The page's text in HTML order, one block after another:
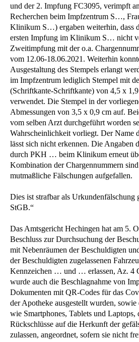
und der 2. Impfung FC3095, verimpft
Recherchen beim Impfzentrum S…,
Klinikum S…) ergaben weiterhin, dass
ersten Impfung im Klinikum S… nicht
Zweitimpfung mit der o.a.
vom 12.06-18.06.2021. Weiterhin
Ausgestaltung des Stempels erlangt
im Impfzentrum lediglich Stempel mit
(Schriftkante-Schriftkante) von 4,5 x
verwendet. Die Stempel in der
Abmessungen von 3,5 x 0,9 cm auf.
vom selben Arzt durchgeführt worden
Wahrscheinlichkeit vorliegt. Der Name
lässt sich nicht erkennen. Die Angaben
durch PKH … beim Klinikum erneut
Kombination der Chargennummern
mutmaßliche Fälschungen aufgefallen.
Dies ist strafbar als Urkundenfälschung
StGB.“
Das Amtsgericht Hechingen hat am 5.
Beschluss zur Durchsuchung der
mit Nebenräumen der Beschuldigten
der Beschuldigten zugelassenen
Kennzeichen … und … erlassen, Az. 4
wurde auch die Beschlagnahme von
Dokumenten mit QR-Codes für das
der Apotheke ausgestellt wurden, sowie
wie Smartphones, Tablets und Laptops,
Rückschlüsse auf die Herkunft der
zulassen, angeordnet, sofern sie nicht